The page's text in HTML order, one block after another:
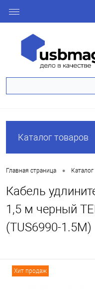
Каталог товаров
Главная страница •
Кабель
1,5 м черный
(TUS6990-1.5M)
Хит продаж